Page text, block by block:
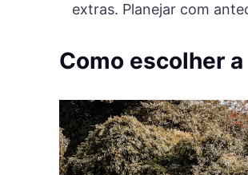
extras. Planejar com
Como escolher